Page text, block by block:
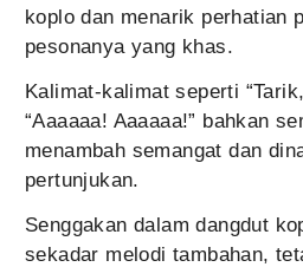
koplo dan menarik perhatian
pesonanya yang khas.
Kalimat-kalimat seperti
“Aaaaaa! Aaaaaa!” bahkan
menambah semangat dan
pertunjukan.
Senggakan dalam dangdut
sekadar melodi tambahan,